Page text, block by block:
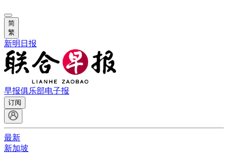
简
繁
新明日报
早报俱乐部电子报
订阅
最新
新加坡